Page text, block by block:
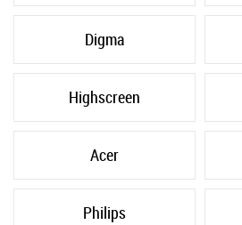
Digma
Highscreen
Acer
Philips